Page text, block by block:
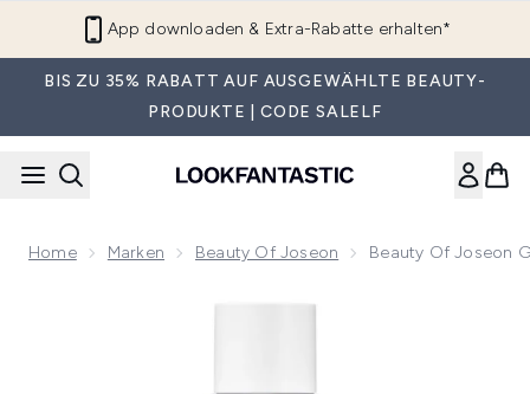
App downloaden & Extra-Rabatte erhalten*
BIS ZU 35% RABATT AUF AUSGEWÄHLTE BEAUTY-
PRODUKTE | CODE SALELF
Home Marken Beauty Of Joseon Beauty Of Joseon